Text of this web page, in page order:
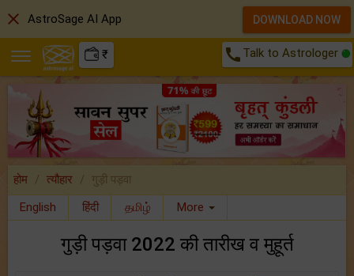
₹ call Talk to Astrologer
होम त्यौहार
गुड़ी पड़वा
English
हिंदी தமிழ் More
गुड़ी पड़वा 2022 की तारीख व मुहूर्त
close AstroSage AI App DOWNLOAD NOW